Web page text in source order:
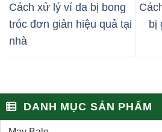
DANH MỤC SẢN PHẨM
Cách xử lý ví da bị bong
tróc đơn giản hiệu quả tại
nhà
bị